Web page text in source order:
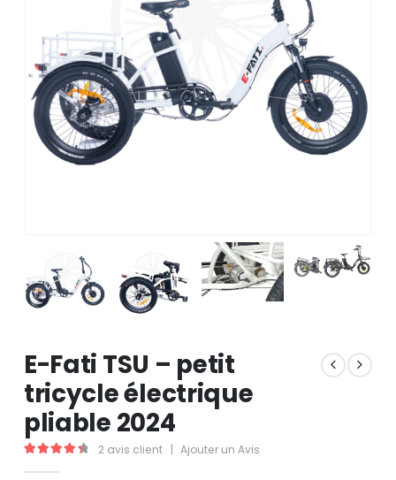
E-Fati TSU – petit
tricycle électrique
pliable 2024
2avis client | Ajouter un Avis